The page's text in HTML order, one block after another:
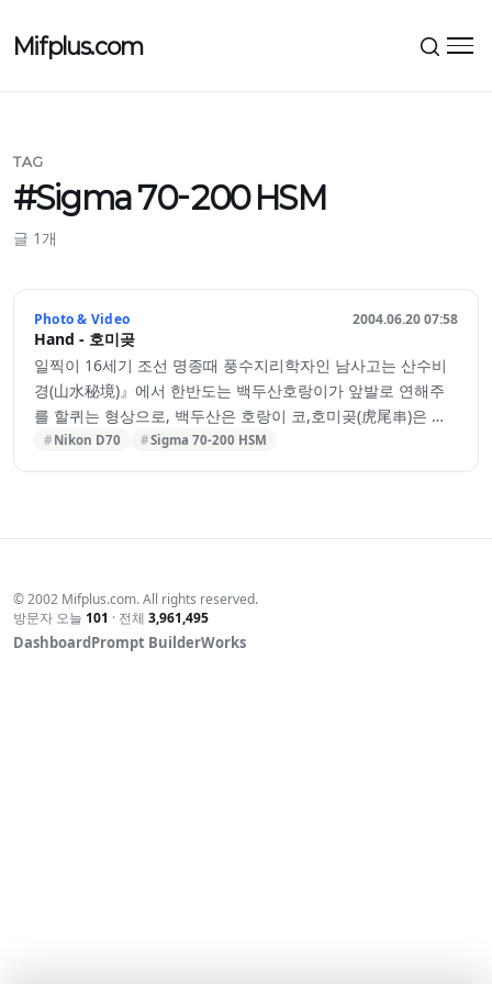
Mifplus.com
TAG
#Sigma 70-200 HSM
글 1개
Photo & Video 2004.06.20 07:58
Hand - 호미곶
일찍이 16세기 조선 명종때 풍수지리학자인 남사고는 산수비
경(山水秘境)』에서 한반도는 백두산호랑이가 앞발로 연해주
를 할퀴는 형상으로, 백두산은 호랑이 코,호미곶(虎尾串)은 호
랑이 꼬리에 해당한다고 기술하면서 천하의 명당이라 하였고,
고산 김정호는 대동여지도를 들면서 국토최동단을 측정하기위
최남은 백두산호랑이가 연해주를 할퀴고 있는 형상으로 한반
의 일출을 조선십경(朝鮮十景)중의하나로 꼽은바 있다.
Nikon D70 Sigma 70-200 HSM
© 2002 Mifplus.com. All rights reserved.
방문자 오늘 101 · 전체 3,961,495
DashboardPrompt BuilderWorks